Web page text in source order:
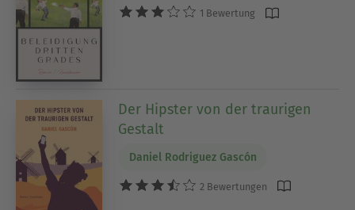
1 Bewertung
Der Hipster von der traurigen
Gestalt
Daniel Rodriguez Gascón
2 Bewertungen